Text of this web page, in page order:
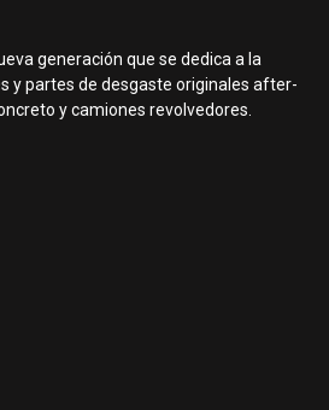
generación que se dedica a la
y partes de desgaste originales after-
y camiones revolvedores.